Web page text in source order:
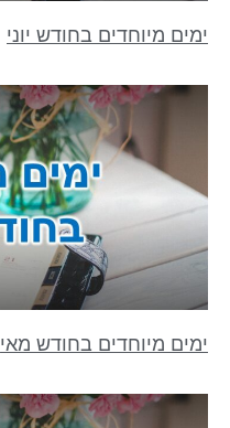
ימים מיוחדים בחודש יוני
ימים מיוחדים בחודש מאי